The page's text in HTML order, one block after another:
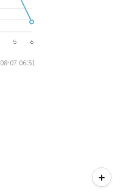
08-07 06:51